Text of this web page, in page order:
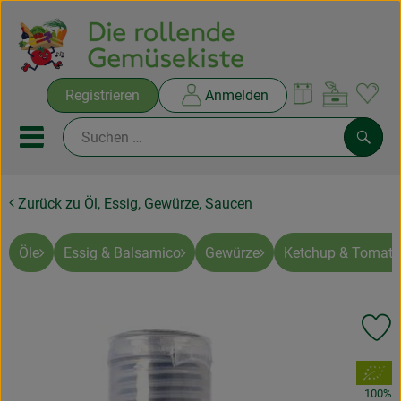
Registrieren Anmelden
Mobiles Menu öffnen oder
Ökokisten
Rezepte
NEUES & ANGEBOTE
Zurück zu Öl, Essig, Gewürze, Saucen
Öle Essig & Balsamico Gewürze Ketchup &
, Verband:
100%